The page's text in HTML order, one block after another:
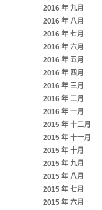
2016 年 九月
2016 年 八月
2016 年 七月
2016 年 六月
2016 年 五月
2016 年 四月
2016 年 三月
2016 年 二月
2016 年 一月
2015 年 十二月
2015 年 十一月
2015 年 十月
2015 年 九月
2015 年 八月
2015 年 七月
2015 年 六月